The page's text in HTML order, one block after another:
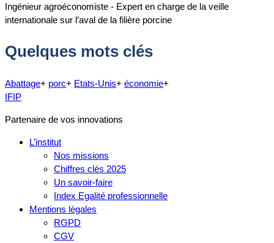
Ingénieur agroéconomiste - Expert en charge de la veille
internationale sur l’aval de la filière porcine
Quelques mots clés
Abattage+ porc+ Etats-Unis+ économie+
IFIP
Partenaire de vos innovations
L’institut
Nos missions
Chiffres clés 2025
Un savoir-faire
Index Egalité professionnelle
Mentions légales
RGPD
CGV